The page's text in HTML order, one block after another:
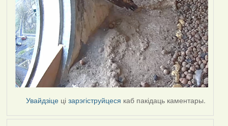
Увайдзіце цізарэгіструйцеся каб пакідаць каментары.